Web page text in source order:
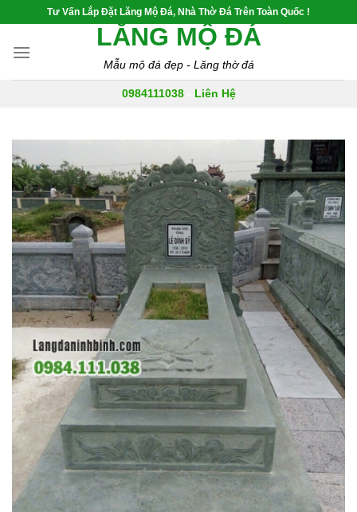
content
Tư Vấn Lắp Đặt Lăng Mộ Đá, Nhà Thờ Đá Trên Toàn Quốc !
LĂNG MỘ ĐÁ
Mẫu mộ đá đẹp - Lăng thờ đá
0984111038- Liên Hệ